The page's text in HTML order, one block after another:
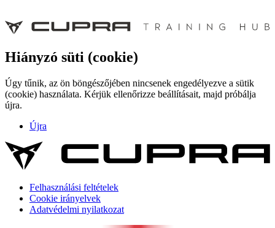
Hiányzó süti (cookie)
Úgy tűnik, az ön böngészőjében nincsenek engedélyezve a sütik
(cookie) használata. Kérjük ellenőrizze beállításait, majd próbálja
újra.
Újra
Felhasználási feltételek
Cookie irányelvek
Adatvédelmi nyilatkozat